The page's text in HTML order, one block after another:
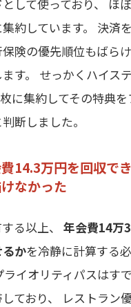
として使っており、 ほ
約しています。 決済
険の優先順位もばらけ
ます。 せっかくハイス
に集約してその特典
断しました。
14.3万円を回収で
なかった
る以上、 年会費14万
かを冷静に計算する
イオリティパスはす
ており、 レストラン